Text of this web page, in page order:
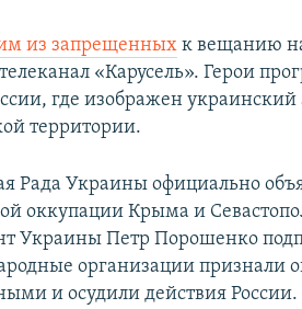
из запрещенных к вещанию
«Карусель». Герои
где изображен
территории.
Рада Украины официально
оккупации Крыма и
Украины Петр Порошенко
организации признали
и осудили действия